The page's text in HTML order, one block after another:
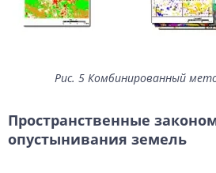
Рис. 5 Комбинированный
Пространственные
опустынивания земель